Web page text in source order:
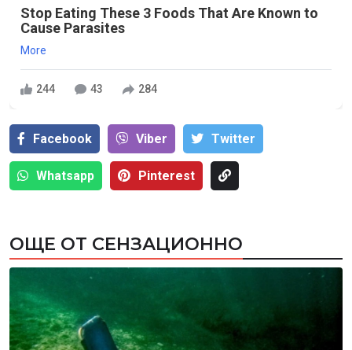
Stop Eating These 3 Foods That Are Known to
Cause Parasites
More
244 43 284
Facebook Viber Тwitter
Whatsapp Pinterest
ОЩЕ ОТ СЕНЗАЦИОННО